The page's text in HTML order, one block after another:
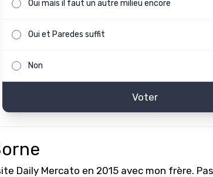
Oui mais il faut un autre milieu encore
Oui et Paredes suffit
Non
Voter
Daily Mercato en 2015 avec mon frère.